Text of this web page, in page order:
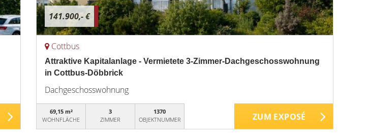
141.900,- €
Cottbus
Attraktive Kapitalanlage - Vermietete 3-Zimmer-Dachgeschosswohnung
in Cottbus-Döbbrick
Dachgeschosswohnung
69,15 m²
WOHNFLÄCHE
3
ZIMMER
1370
OBJEKTNUMMER
ZUM EXPOSÉ